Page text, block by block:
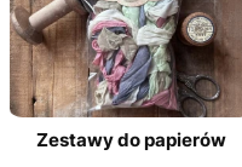
Zestawy do papierów